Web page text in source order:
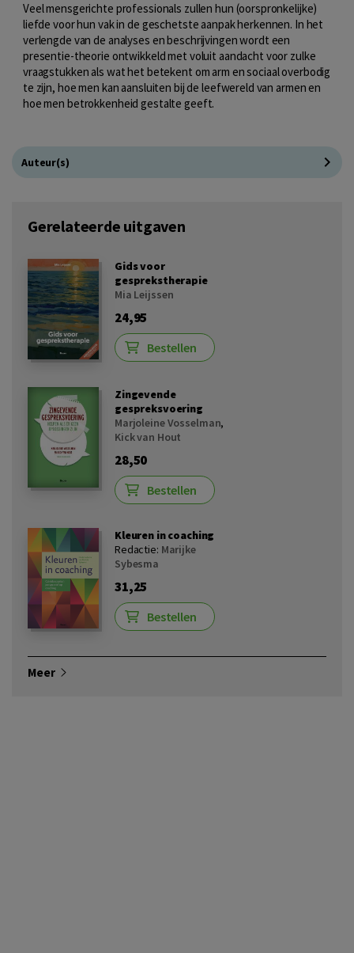
Veel mensgerichte professionals zullen hun (oorspronkelijke)
liefde voor hun vak in de geschetste aanpak herkennen. In het
verlengde van de analyses en beschrijvingen wordt een
presentie-theorie ontwikkeld met voluit aandacht voor zulke
vraagstukken als wat het betekent om arm en sociaal overbodig
te zijn, hoe men kan aansluiten bij de leefwereld van armen en
hoe men betrokkenheid gestalte geeft.
Auteur(s)
Gerelateerde uitgaven
Gids voor
gesprekstherapie
Mia Leijssen
24,95
Bestellen
Zingevende
gespreksvoering
Marjoleine Vosselman,
Kick van Hout
28,50
Bestellen
Kleuren in coaching
Redactie: Marijke
Sybesma
31,25
Bestellen
Meer